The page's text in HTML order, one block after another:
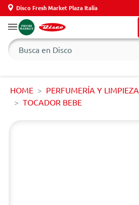
Disco Fresh Market Plaza Italia
HOME PERFUMERÍA Y LIMPIEZA
TOCADOR BEBE